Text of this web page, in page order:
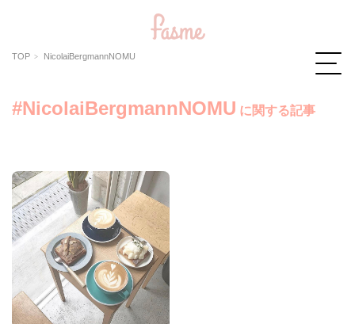
TOP NicolaiBergmannNOMU
#NicolaiBergmannNOMU に関する記事